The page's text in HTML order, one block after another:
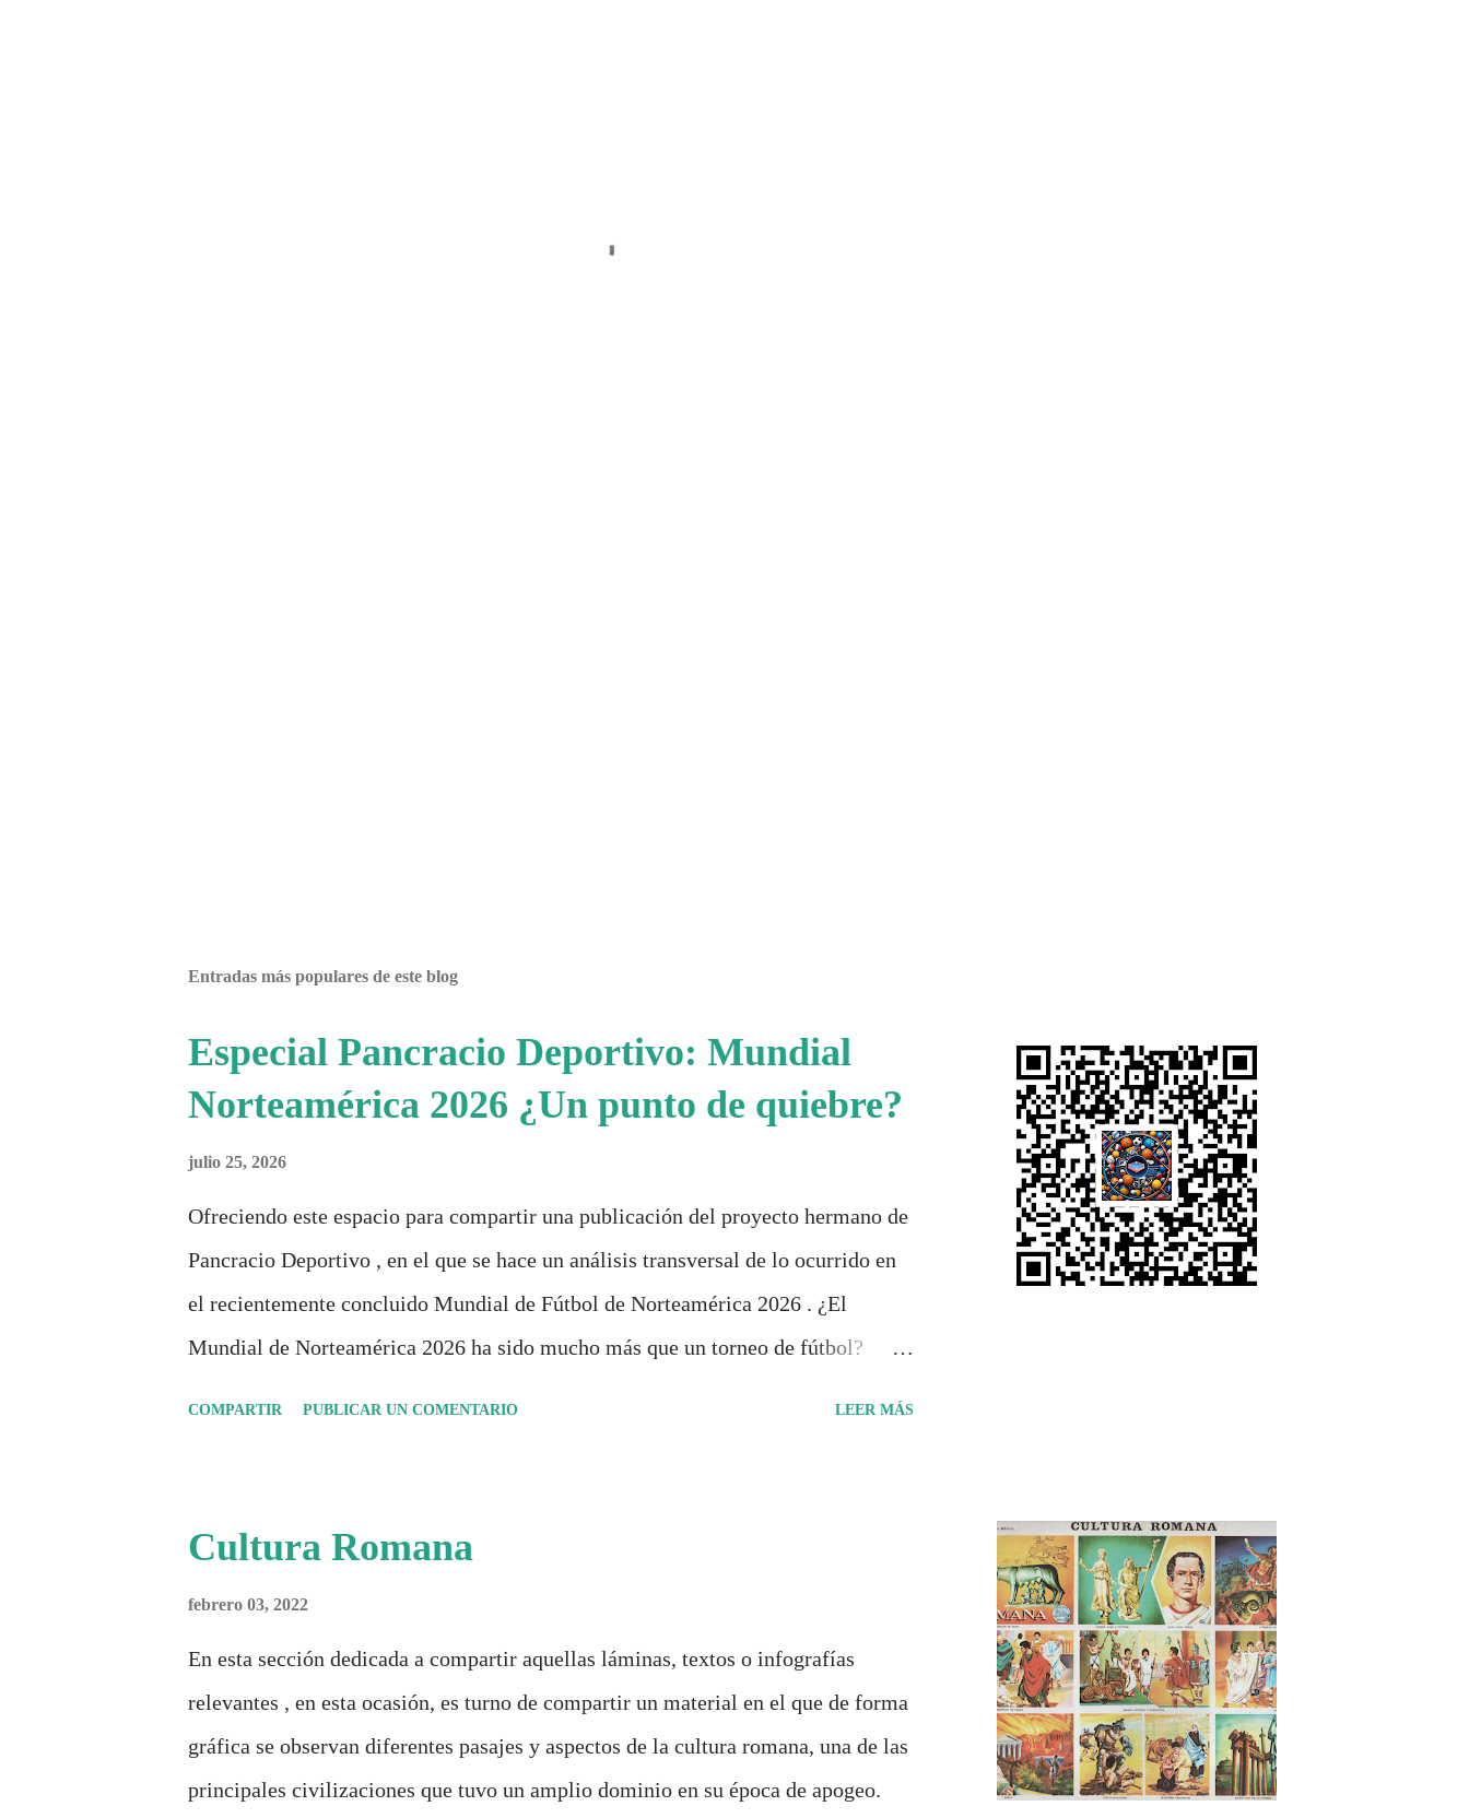
Entradas más populares de este blog
Especial Pancracio Deportivo: Mundial
Norteamérica 2026 ¿Un punto de quiebre?
julio 25, 2026
Ofreciendo este espacio para compartir una publicación del proyecto hermano de
Pancracio Deportivo , en el que se hace un análisis transversal de lo ocurrido en
el recientemente concluido Mundial de Fútbol de Norteamérica 2026 . ¿El
Mundial de Norteamérica 2026 ha sido mucho más que un torneo de fútbol?
punto de quiebre?" Este especial de Pancracio Deportivo no busca decir
únicamente quién ganó o quién perdió. Busca responder si este Mundial marcó
un antes y un después en la forma de entender el deporte, la identidad nacional, la
globalización, la comercialización y el papel del fútbol como reflejo de nuestras
sociedades . Son 230 páginas de análisis, ilustraciones originales y ...
COMPARTIR PUBLICAR UN COMENTARIO LEER MÁS
Cultura Romana
febrero 03, 2022
En esta sección dedicada a compartir aquellas láminas, textos o infografías
relevantes , en esta ocasión, es turno de compartir un material en el que de forma
gráfica se observan diferentes pasajes y aspectos de la cultura romana, una de las
principales civilizaciones que tuvo un amplio dominio en su época de apogeo.